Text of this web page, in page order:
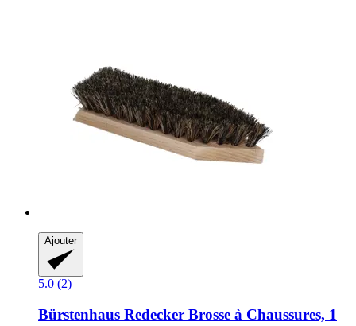
Ajouter
5.0 (2)
Bürstenhaus Redecker Brosse à Chaussures, 1